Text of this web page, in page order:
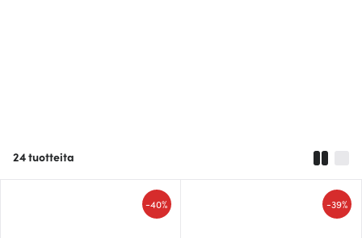
24tuotteita
-40% -39%